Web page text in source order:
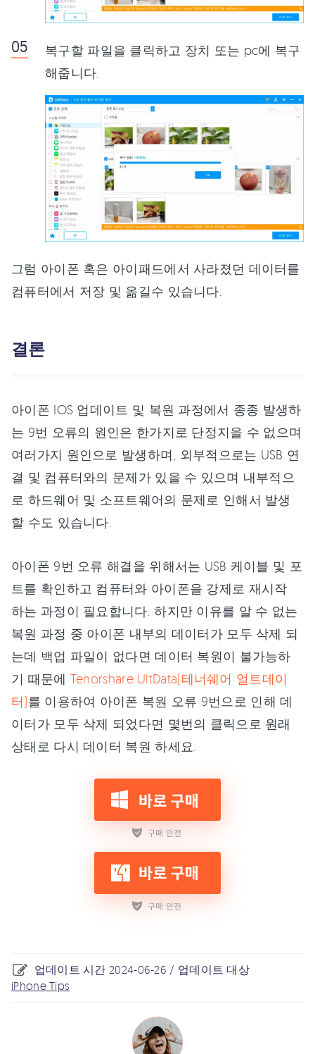
복구할 파일을 클릭하고 장치 또는 pc에 복구
해줍니다.
그럼 아이폰 혹은 아이패드에서 사라졌던 데이터를
컴퓨터에서 저장 및 옮길수 있습니다.
결론
아이폰 IOS 업데이트 및 복원 과정에서 종종 발생하
는 9번 오류의 원인은 한가지로 단정지을 수 없으며
여러가지 원인으로 발생하며, 외부적으로는 USB 연
결 및 컴퓨터와의 문제가 있을 수 있으며 내부적으
로 하드웨어 및 소프트웨어의 문제로 인해서 발생
할 수도 있습니다.
아이폰 9번 오류 해결을 위해서는 USB 케이블 및 포
트를 확인하고 컴퓨터와 아이폰을 강제로 재시작
하는 과정이 필요합니다. 하지만 이유를 알 수 없는
복원 과정 중 아이폰 내부의 데이터가 모두 삭제 되
는데 백업 파일이 없다면 데이터 복원이 불가능하
기 때문에 Tenorshare UltData(테너쉐어 얼트데이
터)를 이용하여 아이폰 복원 오류 9번으로 인해 데
이터가 모두 삭제 되었다면 몇번의 클릭으로 원래
상태로 다시 데이터 복원 하세요.
업데이트 시간 2024-06-26 / 업데이트 대상
iPhone Tips